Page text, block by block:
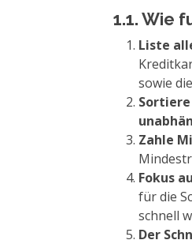
1.1. Wie
Liste
sowie
Zahle
Fokus
für die
schnell
Der